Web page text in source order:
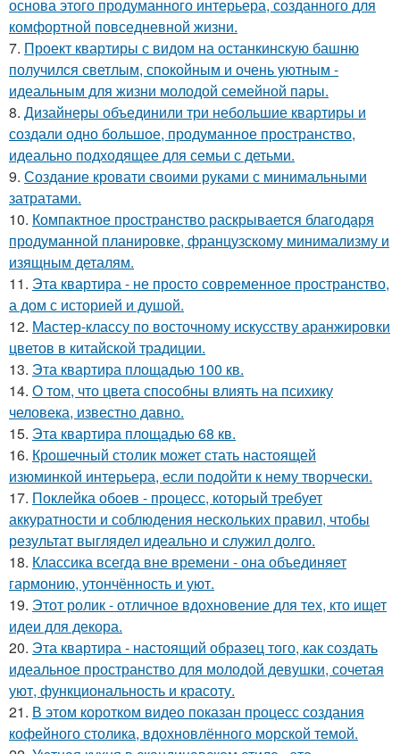
основа этого продуманного интерьера, созданного для
комфортной повседневной жизни.
7. Проект квартиры с видом на останкинскую башню
получился светлым, спокойным и очень уютным -
идеальным для жизни молодой семейной пары.
8. Дизайнеры объединили три небольшие квартиры и
создали одно большое, продуманное пространство,
идеально подходящее для семьи с детьми.
9. Создание кровати своими руками с минимальными
затратами.
10. Компактное пространство раскрывается благодаря
продуманной планировке, французскому минимализму и
изящным деталям.
11. Эта квартира - не просто современное пространство,
а дом с историей и душой.
12. Мастер-классу по восточному искусству аранжировки
цветов в китайской традиции.
13. Эта квартира площадью 100 кв.
14. О том, что цвета способны влиять на психику
человека, известно давно.
15. Эта квартира площадью 68 кв.
16. Крошечный столик может стать настоящей
изюминкой интерьера, если подойти к нему творчески.
17. Поклейка обоев - процесс, который требует
аккуратности и соблюдения нескольких правил, чтобы
результат выглядел идеально и служил долго.
18. Классика всегда вне времени - она объединяет
гармонию, утончённость и уют.
19. Этот ролик - отличное вдохновение для тех, кто ищет
идеи для декора.
20. Эта квартира - настоящий образец того, как создать
идеальное пространство для молодой девушки, сочетая
уют, функциональность и красоту.
21. В этом коротком видео показан процесс создания
кофейного столика, вдохновлённого морской темой.